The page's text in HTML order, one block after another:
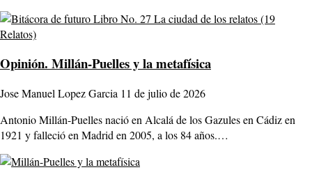
Opinión. Millán-Puelles y la metafísica
Jose Manuel Lopez Garcia 11 de julio de 2026
Antonio Millán-Puelles nació en Alcalá de los Gazules en Cádiz en
1921 y falleció en Madrid en 2005, a los 84 años.…